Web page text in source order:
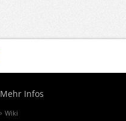
Mehr Infos
Wiki